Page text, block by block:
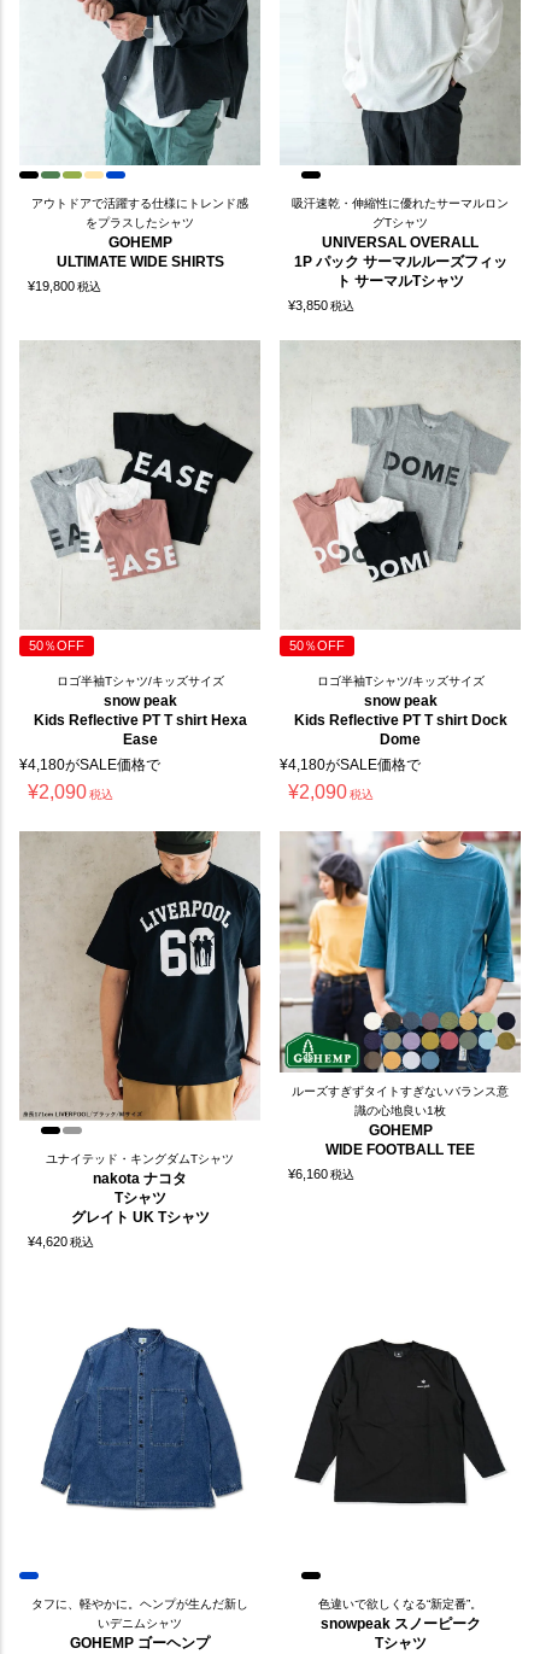
アウトドアで活躍する仕様にトレンド感
をプラスしたシャツ
GOHEMP
ULTIMATE WIDE SHIRTS
¥19,800税込
吸汗速乾・伸縮性に優れたサーマルロン
グTシャツ
UNIVERSAL OVERALL
1P パック サーマルルーズフィッ
ト サーマルTシャツ
¥3,850税込
50％OFF
ロゴ半袖Tシャツ/キッズサイズ
snow peak
Kids Reflective PT T shirt Hexa
Ease
¥4,180がSALE価格で
¥2,090税込
50％OFF
ロゴ半袖Tシャツ/キッズサイズ
snow peak
Kids Reflective PT T shirt Dock
Dome
¥4,180がSALE価格で
¥2,090税込
ユナイテッド・キングダムTシャツ
nakota ナコタ
Tシャツ
グレイト UK Tシャツ
¥4,620税込
ルーズすぎずタイトすぎないバランス意
識の心地良い1枚
GOHEMP
WIDE FOOTBALL TEE
¥6,160税込
タフに、軽やかに。ヘンプが生んだ新し
いデニムシャツ
GOHEMP ゴーヘンプ
色違いで欲しくなる“新定番”。
snowpeak スノーピーク
Tシャツ